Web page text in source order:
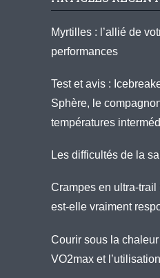
Myrtilles : l’allié de
performances
Test et avis :
Sphère, le
températures
Les difficultés de la
Crampes en ultra-trail
est-elle vraiment
Courir sous la
VO2max et